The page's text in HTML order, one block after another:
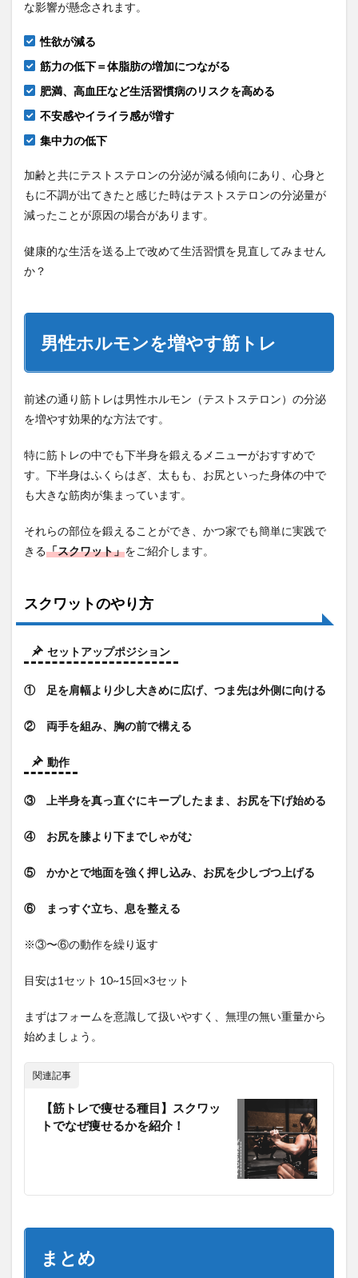
な影響が懸念されます。
性欲が減る
筋力の低下＝体脂肪の増加につながる
肥満、高血圧など生活習慣病のリスクを高める
不安感やイライラ感が増す
集中力の低下
加齢と共にテストステロンの分泌が減る傾向にあり、心身と
もに不調が出てきたと感じた時はテストステロンの分泌量が
減ったことが原因の場合があります。
健康的な生活を送る上で改めて生活習慣を見直してみません
か？
男性ホルモンを増やす筋トレ
前述の通り筋トレは男性ホルモン（テストステロン）の分泌
を増やす効果的な方法です。
特に筋トレの中でも下半身を鍛えるメニューがおすすめで
す。下半身はふくらはぎ、太もも、お尻といった身体の中で
も大きな筋肉が集まっています。
それらの部位を鍛えることができ、かつ家でも簡単に実践で
きる「スクワット」をご紹介します。
スクワットのやり方
セットアップポジション
① 足を肩幅より少し大きめに広げ、つま先は外側に向ける
② 両手を組み、胸の前で構える
動作
③ 上半身を真っ直ぐにキープしたまま、お尻を下げ始める
④ お尻を膝より下までしゃがむ
⑤ かかとで地面を強く押し込み、お尻を少しづつ上げる
⑥ まっすぐ立ち、息を整える
※③〜⑥の動作を繰り返す
目安は1セット 10~15回×3セット
まずはフォームを意識して扱いやすく、無理の無い重量から
始めましょう。
関連記事
【筋トレで痩せる種目】スクワッ
トでなぜ痩せるかを紹介！
まとめ